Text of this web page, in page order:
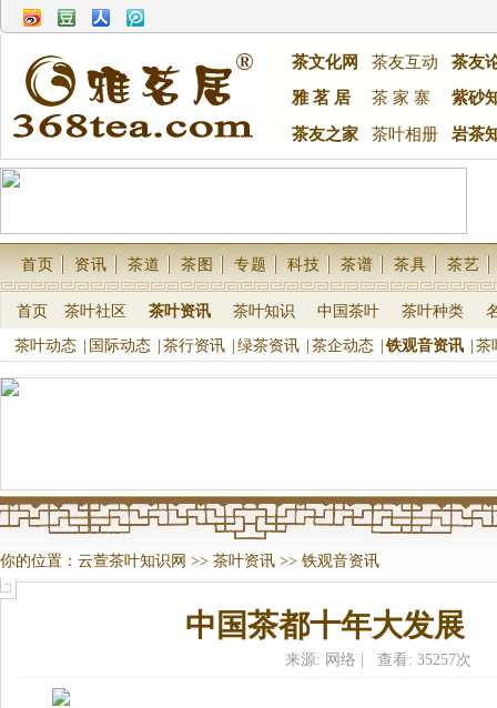
茶文化网 茶友互动
茶友
雅 茗 居
茶 家 寨 紫砂
茶友之家 茶叶相册 岩茶
首页 资讯 茶道 茶图 专题 科技 茶谱 茶具 茶艺
首页 茶叶社区 茶叶资讯 茶叶知识 中国茶叶 茶叶种类
茶叶动态 国际动态 茶行资讯 绿茶资讯 茶企动态 铁观音资讯 茶
你的位置： 云萱茶叶知识网 >> 茶叶资讯 >> 铁观音资讯
中国茶都十年大发展
来源: 网络 | 查看: 35257次